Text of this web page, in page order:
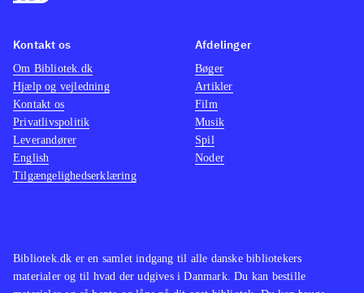
Bibliotek.dk er en samlet indgang til alle danske bibliotekers
materialer og til hvad der udgives i Danmark. Du kan bestille
Kontakt os
Om Bibliotek.dk
Hjælp og vejledning
Kontakt os
Privatlivspolitik
Leverandører
English
Tilgængelighedserklæring
Afdelinger
Bøger
Artikler
Film
Musik
Spil
Noder